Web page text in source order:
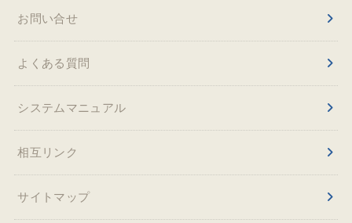
お問い合せ
よくある質問
システムマニュアル
相互リンク
サイトマップ